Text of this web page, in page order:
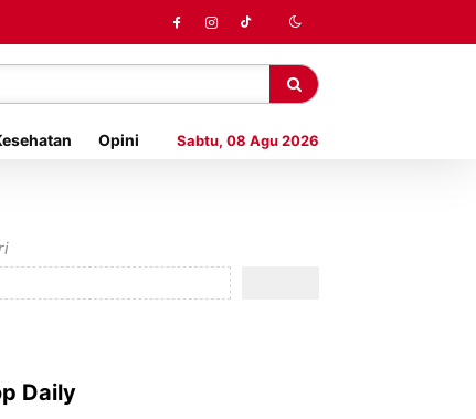
Opini Sabtu, 08 Agu 2026
Daily